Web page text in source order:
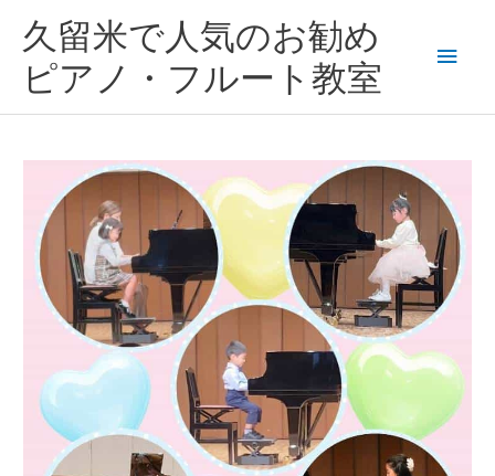
久留米で人気のお勧め
ピアノ・フルート教室
イ
ン
メ
ニ
ュ
ー